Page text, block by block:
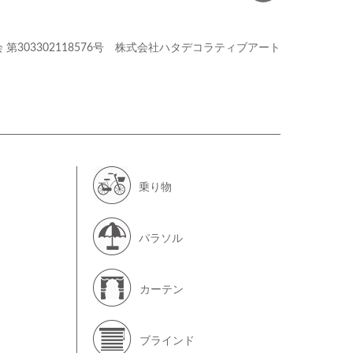
第303302118576号 株式会社ハタデコラティブアート
乗り物
パラソル
カーテン
ブラインド